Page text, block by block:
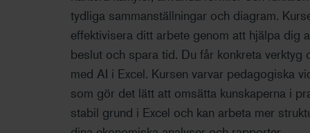
tydliga sammanställningar och diagram.
effektivisera ditt arbete genom att hjälpa dig
beslut och spara tid. Du får konkreta
med AI i Excel. Kursen varvar pedagogiska
som gör det lätt att omsätta kunskaperna i
stabil grund i Excel och kan arbeta mer